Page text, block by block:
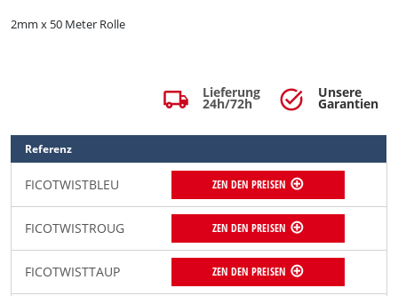
2mm x 50 Meter Rolle
local_shipping Lieferung
24h/72h task_alt Unsere
Garantien
Referenz
FICOTWISTBLEU ZEN DEN PREISEN
FICOTWISTROUG ZEN DEN PREISEN
FICOTWISTTAUP ZEN DEN PREISEN